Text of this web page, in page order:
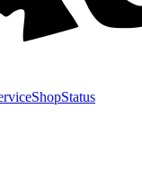
ShopStatus